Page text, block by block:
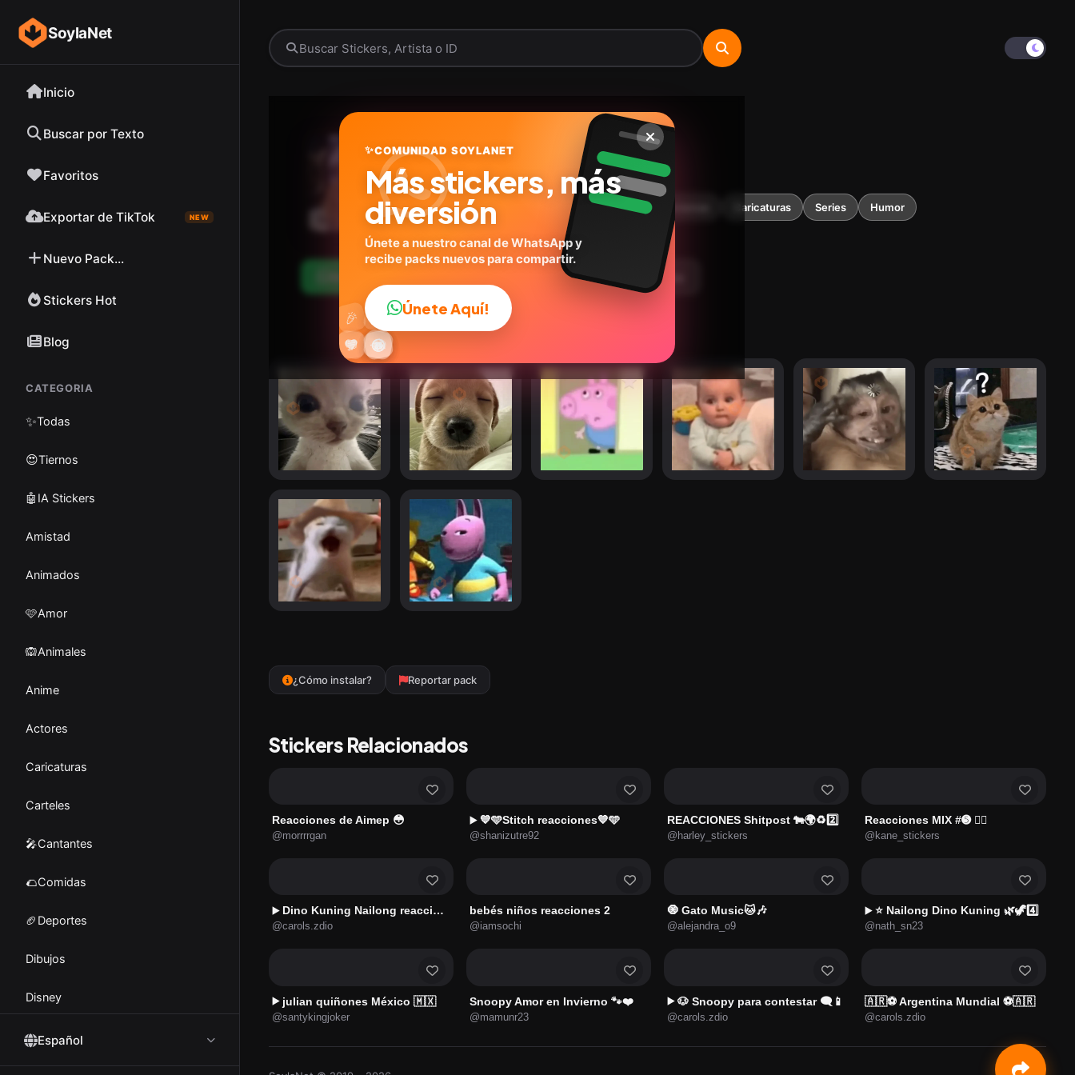
SoylaNet
Inicio
Buscar por Texto
Favoritos
Exportar de TikTok NEW
Nuevo Pack...
Stickers Hot
Blog
CATEGORIA
✨Todas
😍Tiernos
🤖IA Stickers
Amistad
Animados
🩷Amor
🙉Animales
Anime
Actores
Caricaturas
Carteles
🎤Cantantes
🌮Comidas
🏈Deportes
Dibujos
Disney
Emociones
Español
Reacciones 🤪
@anapech82
8stickers 🙉Animales Caricaturas Series Humor
Agregar a favoritos
¿Cómo instalar? Reportar pack
Stickers Relacionados
Reacciones de Aimep 😳
@morrrrgan
▶️ 💙🩵Stitch reacciones💙🩵
@shanizutre92
REACCIONES Shitpost 🐄🌍♻️2️⃣
@harley_stickers
Reacciones MIX #➎ 👌🏻
@kane_stickers
▶️ Dino Kuning Nailong reacciones
@carols.zdio
bebés niños reacciones 2
@iamsochi
🧿 Gato Music🐱🎶
@alejandra_o9
▶️ ⭐ Nailong Dino Kuning 🌿🦖4️⃣
@nath_sn23
▶️ julian quiñones México 🇲🇽
@santykingjoker
Snoopy Amor en Invierno 🐾❤️
@mamunr23
▶️ 🐶 Snoopy para contestar 🗨️📱
@carols.zdio
🇦🇷⚽ Argentina Mundial ⚽🇦🇷
@carols.zdio
😎
😂
🔥
💬
❤️ ✨
🤩
😜
🎉 👍
✨COMUNIDAD SOYLANET
Más stickers, más
diversión
Únete a nuestro canal de WhatsApp y
recibe packs nuevos para compartir.
Únete Aquí!